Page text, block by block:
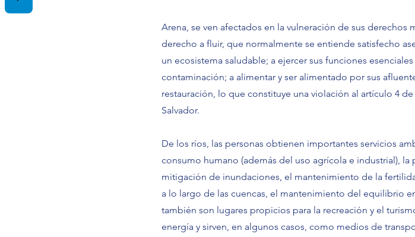
Arena, se ven afectados en la vulneración de sus derechos
derecho a fluir, que normalmente se entiende satisfecho
un ecosistema saludable; a ejercer sus funciones
contaminación; a alimentar y ser alimentado por sus
restauración, lo que constituye una violación al artículo 4
Salvador.
De los ríos, las personas obtienen importantes servicios
consumo humano (además del uso agrícola e industrial), la
mitigación de inundaciones, el mantenimiento de la
a lo largo de las cuencas, el mantenimiento del equilibrio
también son lugares propicios para la recreación y el
energía y sirven, en algunos casos, como medios de